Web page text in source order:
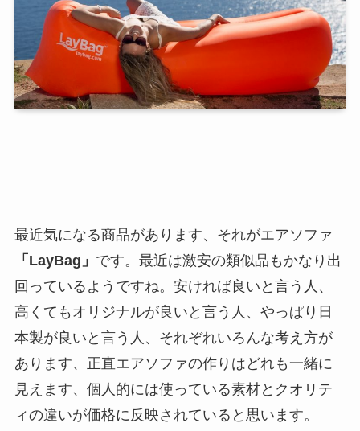
最近気になる商品があります、それがエアソファ
「LayBag」 です。最近は激安の類似品もかなり出
回っているようですね。安ければ良いと言う人、
高くてもオリジナルが良いと言う人、やっぱり日
本製が良いと言う人、それぞれいろんな考え方が
あります、正直エアソファの作りはどれも一緒に
見えます、個人的には使っている素材とクオリテ
ィの違いが価格に反映されていると思います。